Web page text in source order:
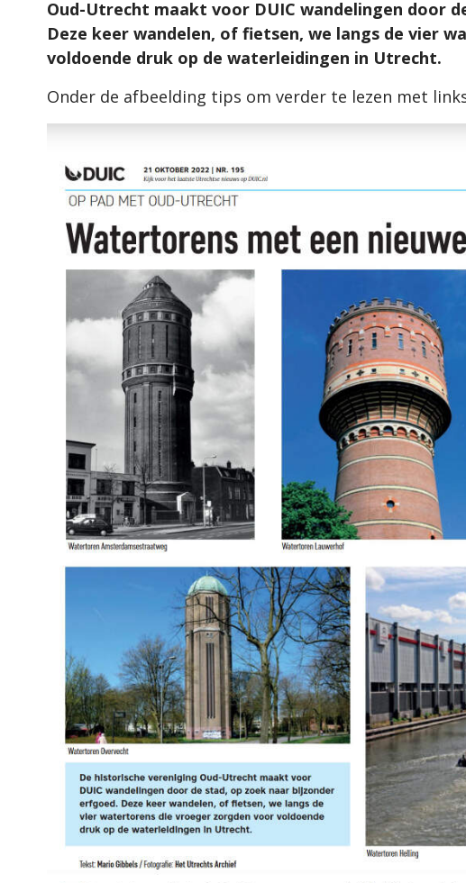
Oud-Utrecht maakt voor DUIC wandelingen door
Deze keer wandelen, of fietsen, we langs de vier
voldoende druk op de waterleidingen in Utrecht.
Onder de afbeelding tips om verder te lezen met